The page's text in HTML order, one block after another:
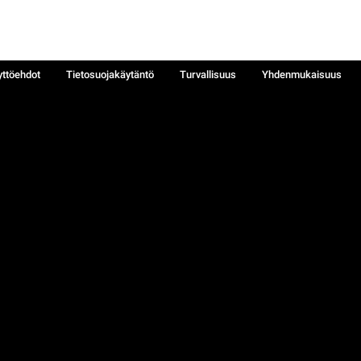
Tietosuojakäytäntö Turvallisuus
Yhdenmukaisuus